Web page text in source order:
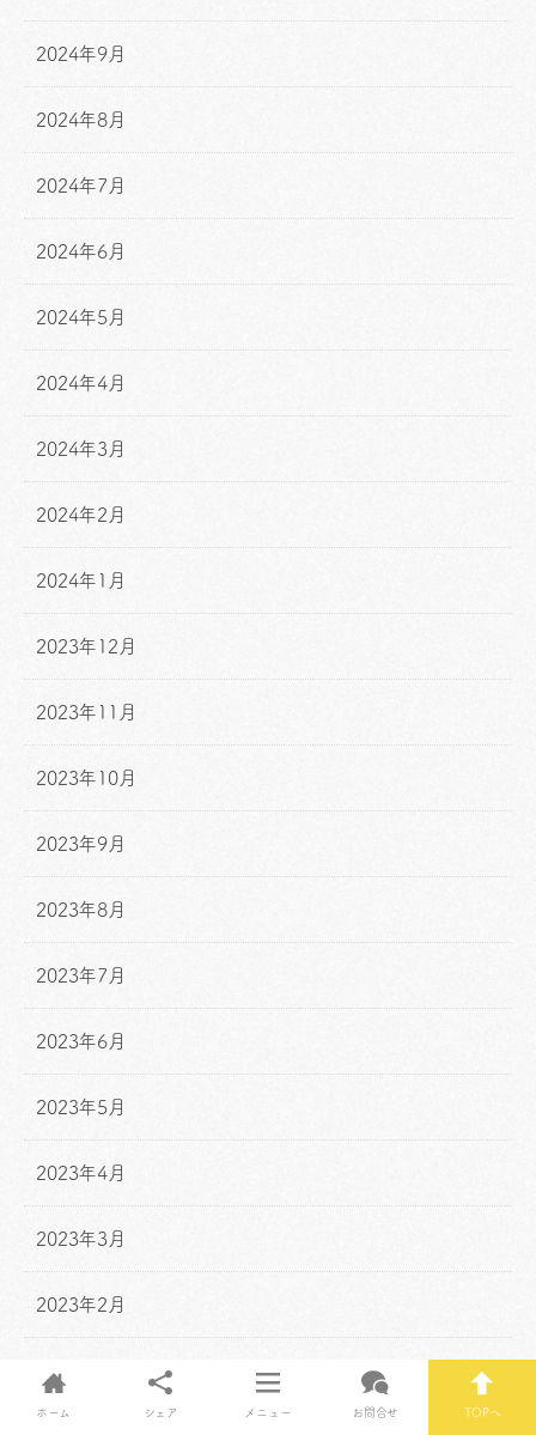
2024年9月
2024年8月
2024年7月
2024年6月
2024年5月
2024年4月
2024年3月
2024年2月
2024年1月
2023年12月
2023年11月
2023年10月
2023年9月
2023年8月
2023年7月
2023年6月
2023年5月
2023年4月
2023年3月
2023年2月
2023年1月
ホーム シェア メニュー お問合せ TOPへ